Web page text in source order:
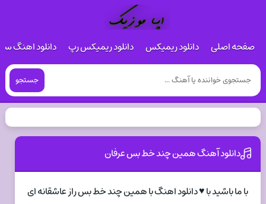
صفحه اصلی دانلود ریمیکس دانلود ریمیکس رپ دانلود اهنگ
جستجو
دانلود آهنگ همین چند خط بس عرفان
با ما باشید با ♥ دانلود اهنگ با همین چند خط بس راز عاشقانه ای